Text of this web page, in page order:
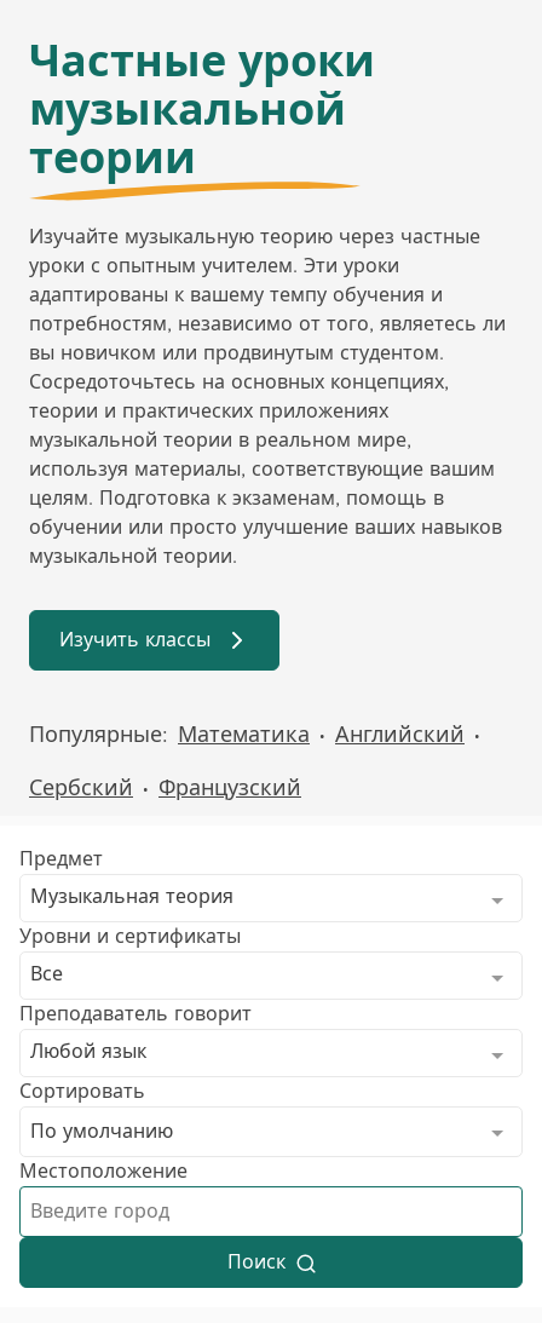
Частные уроки
музыкальной
теории
Изучайте музыкальную теорию через частные
уроки с опытным учителем. Эти уроки
адаптированы к вашему темпу обучения и
потребностям, независимо от того, являетесь ли
вы новичком или продвинутым студентом.
Сосредоточьтесь на основных концепциях,
теории и практических приложениях
музыкальной теории в реальном мире,
используя материалы, соответствующие вашим
целям. Подготовка к экзаменам, помощь в
обучении или просто улучшение ваших навыков
музыкальной теории.
Изучить классы
Популярные: Математика • Английский •
Сербский • Французский
Предмет
Музыкальная теория
Уровни и сертификаты
Все
Преподаватель говорит
Любой язык
Сортировать
По умолчанию
Местоположение
Поиск